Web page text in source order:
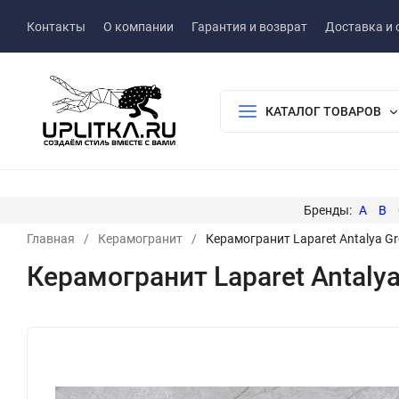
Контакты О компании Гарантия и возврат Доставка и
КАТАЛОГ ТОВАРОВ
A B
Главная
/ Керамогранит / Керамогранит Laparet Antalya
Керамогранит Laparet